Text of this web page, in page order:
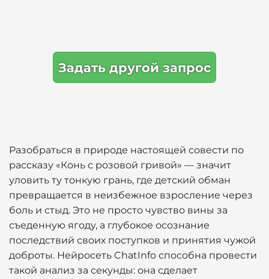
Задать другой запрос
Разобраться в природе настоящей совести по
рассказу «Конь с розовой гривой» — значит
уловить ту тонкую грань, где детский обман
превращается в неизбежное взросление через
боль и стыд. Это не просто чувство вины за
съеденную ягоду, а глубокое осознание
последствий своих поступков и принятия чужой
доброты. Нейросеть ChatInfo способна провести
такой анализ за секунды: она сделает